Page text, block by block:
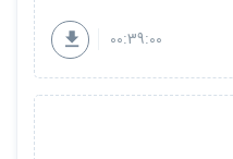
00:39:00